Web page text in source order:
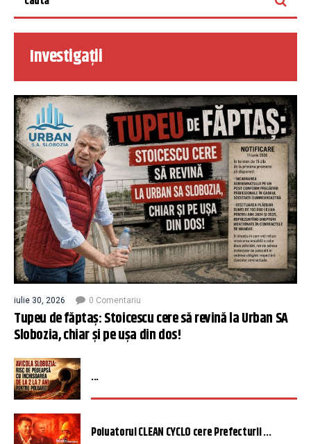
Investigații
iulie 30, 2026 0 Comentariu
Tupeu de făptaș: Stoicescu cere să revină la Urban SA
Slobozia, chiar și pe ușa din dos!
...
Poluatorul CLEAN CYCLO cere Prefecturii ...